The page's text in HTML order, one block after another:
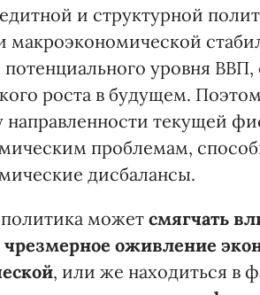
и структурной
макроэкономической
уровня
роста в будущем.
направленности текущей
проблемам,
дисбалансы.
может смягчать
оживление
, или же находиться в